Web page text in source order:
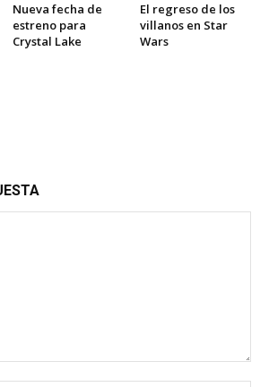
Nueva fecha de
estreno para
Crystal Lake
El regreso de los
villanos en Star
Wars